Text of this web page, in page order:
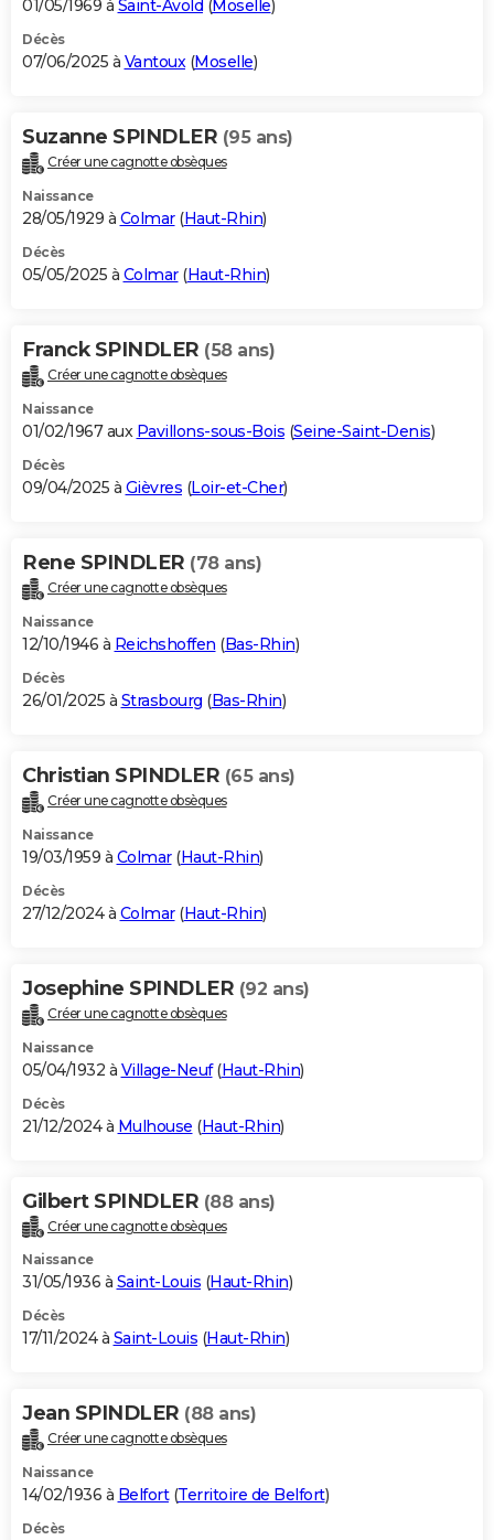
01/05/1969 à Saint-Avold (Moselle)
Décès
07/06/2025 à Vantoux(Moselle)
Suzanne SPINDLER (95 ans)
Créer une cagnotte obsèques
Naissance
28/05/1929 à Colmar(Haut-Rhin)
Décès
05/05/2025 à Colmar(Haut-Rhin)
Franck SPINDLER (58 ans)
Créer une cagnotte obsèques
Naissance
01/02/1967 aux Pavillons-sous-Bois (Seine-Saint-Denis)
Décès
09/04/2025 à Gièvres (Loir-et-Cher)
Rene SPINDLER (78 ans)
Créer une cagnotte obsèques
Naissance
12/10/1946 à Reichshoffen (Bas-Rhin)
Décès
26/01/2025 à Strasbourg (Bas-Rhin)
Christian SPINDLER (65 ans)
Créer une cagnotte obsèques
Naissance
19/03/1959 à Colmar(Haut-Rhin)
Décès
27/12/2024 à Colmar(Haut-Rhin)
Josephine SPINDLER (92 ans)
Créer une cagnotte obsèques
Naissance
05/04/1932 à Village-Neuf(Haut-Rhin)
Décès
21/12/2024 à Mulhouse (Haut-Rhin)
Gilbert SPINDLER (88 ans)
Créer une cagnotte obsèques
Naissance
31/05/1936 à Saint-Louis (Haut-Rhin)
Décès
17/11/2024 à Saint-Louis (Haut-Rhin)
Jean SPINDLER (88 ans)
Créer une cagnotte obsèques
Naissance
14/02/1936 à Belfort(Territoire de Belfort)
Décès